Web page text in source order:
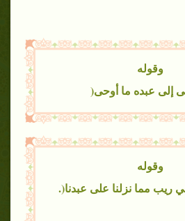
وقوله
إلى عبده ما أوحى(
وقوله
ريب مما نزلنا على عبدنا(.